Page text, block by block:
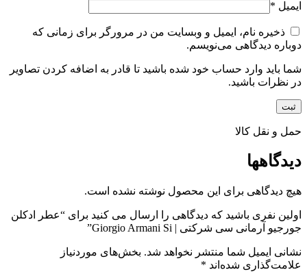
ایمیل *
ذخیره نام، ایمیل و وبسایت من در مرورگر برای زمانی که
دوباره دیدگاهی می‌نویسم.
شما باید وارد حساب خود شده باشید تا قادر به اضافه کردن تصاویر
در نظرات باشید.
حمل و نقل کالا
دیدگاهها
هیچ دیدگاهی برای این محصول نوشته نشده است.
اولین نفری باشید که دیدگاهی را ارسال می کنید برای “عطر ادکلن
جورجیو آرمانی سی شرکتی | Giorgio Armani Si”
نشانی ایمیل شما منتشر نخواهد شد. بخش‌های موردنیاز
علامت‌گذاری شده‌اند *